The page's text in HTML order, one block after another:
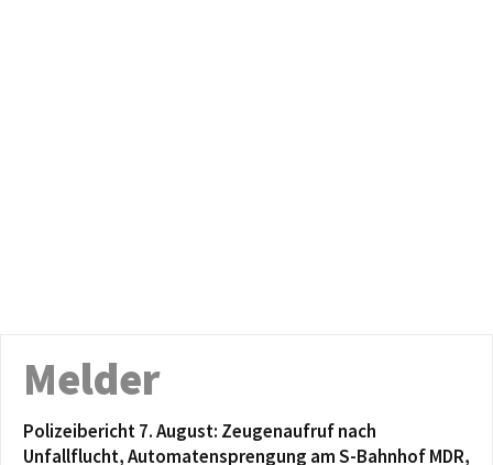
Melder
Polizeibericht 7. August: Zeugenaufruf nach
Unfallflucht, Automatensprengung am S-Bahnhof MDR,